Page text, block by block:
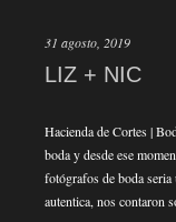
31 agosto, 2019
LIZ + NIC
Hacienda de Cortes |
boda y desde ese
fotógrafos de boda seria
autentica, nos contaron